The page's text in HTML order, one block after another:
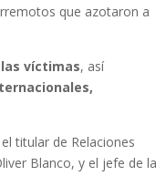
que azotaron a
víctimas, así
titular de Relaciones
Blanco, y el jefe de la